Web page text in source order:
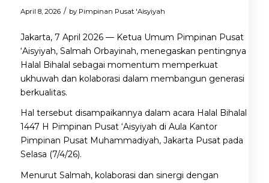
April 8, 2026 / by Pimpinan Pusat 'Aisyiyah
Jakarta, 7 April 2026 — Ketua Umum Pimpinan Pusat
‘Aisyiyah, Salmah Orbayinah, menegaskan pentingnya
Halal Bihalal sebagai momentum memperkuat
ukhuwah dan kolaborasi dalam membangun generasi
berkualitas.
Hal tersebut disampaikannya dalam acara Halal Bihalal
1447 H Pimpinan Pusat ‘Aisyiyah di Aula Kantor
Pimpinan Pusat Muhammadiyah, Jakarta Pusat pada
Selasa (7/4/26).
Menurut Salmah, kolaborasi dan sinergi dengan